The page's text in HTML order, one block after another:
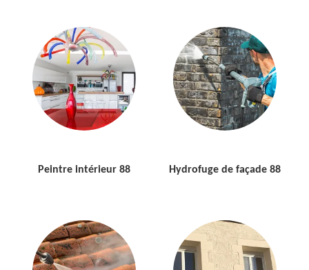
Peintre intérieur 88 Hydrofuge de façade 88